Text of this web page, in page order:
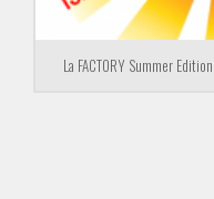
La FACTORY Summer